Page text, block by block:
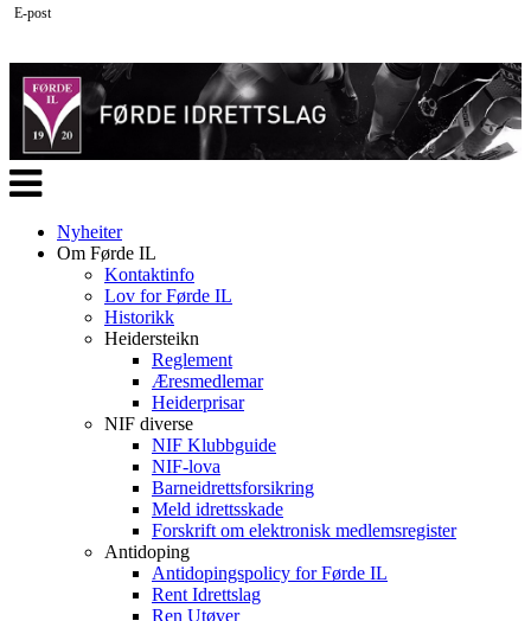
Veksle
navigasjon
Nyheiter
Om Førde IL
Kontaktinfo
Lov for Førde IL
Historikk
Heidersteikn
Reglement
Æresmedlemar
Heiderprisar
NIF diverse
NIF Klubbguide
NIF-lova
Barneidrettsforsikring
Meld idrettsskade
Forskrift om elektronisk medlemsregister
Antidoping
Antidopingspolicy for Førde IL
Rent Idrettslag
Ren Utøver
E-post